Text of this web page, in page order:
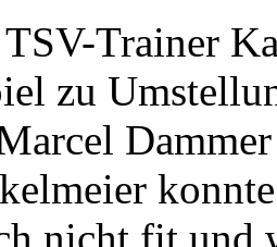
Trainer
zu
nicht fit und